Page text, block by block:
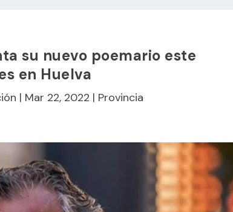
su nuevo poemario este
en Huelva
| Mar 22, 2022 | Provincia